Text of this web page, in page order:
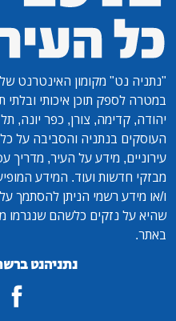
"נתניה נט" מקומון האינטרנט
במטרה לספק תוכן איכותי
יהודה, קדימה, צורן, כפר יונה,
העוסקים בנתניה והסביבה על כל
עירוניים, מידע על העיר,
מבזקי חדשות ועוד. המידע
ו/או מידע רשמי הניתן להסתמך
שהיא על נזקים כלשהם שנגרמו
באתר.
נתניהנט